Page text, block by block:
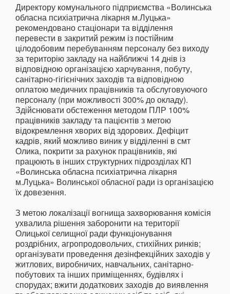
Директору комунального підприємства «Волинська
обласна психіатрична лікарня м.Луцька»
рекомендовано стаціонари та відділення
перевести в закритий режим із постійним
цілодобовим перебуванням персоналу без виходу
за територію закладу на найближчі 14 днів із
відповідною організацією харчування, побуту,
санітарно-гігієнічних заходів та відповідною
оплатою медичних працівників та обслуговуючого
персоналу (при можливості 300% до окладу).
Здійснювати обстеження методом ПЛР 100%
працівників закладу та пацієнтів з метою
відокремлення хворих від здорових. Дефіцит
кадрів, який можливо виник у відділенні в смт
Олика, покрити за рахунок працівників, які
працюють в інших структурних підрозділах КП
«Волинська обласна психіатрична лікарня
м.Луцька» Волинської обласної ради із організацією
їх довезення.
З метою локалізації вогнища захворювання комісія
ухвалила рішення заборонити на території
Олицької селищної ради функціонування
роздрібних, агропродовольчих, стихійних ринків;
організувати проведення дезінфекційних заходів у
житлових, виробничих, навчальних, санітарно-
побутових та інших приміщеннях, будівлях і
спорудах; вжити додаткових заходів до виявлення